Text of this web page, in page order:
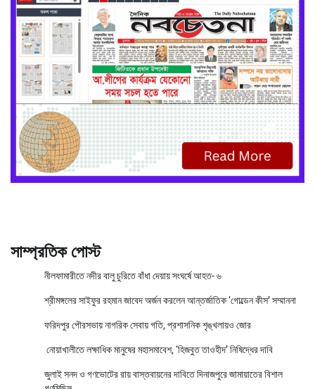
সাম্প্রতিক পোস্ট
নীলফামারীতে নদীর বালু চুরিতে বাঁধা দেয়ায় সংঘর্ষে আহত- ৬
শ্রীমঙ্গলের সাইফুর রহমান জাবেদ অর্জন করলেন আন্তর্জাতিক ‘গোল্ডেন কীস’ সম্মাননা
ফরিদপুর পৌরসভায় নাগরিক সেবায় গতি, প্রশাসনিক শৃঙ্খলায়ও জোর
নোয়াখালীতে লক্ষাধিক মানুষের মহাসমাবেশ, ‘হিজবুত তাওহীদ’ নিষিদ্ধের দাবি
জুলাই সনদ ও গণভোটের রায় বাস্তবায়নের দাবিতে দিনাজপুরে জামায়াতের বিশাল